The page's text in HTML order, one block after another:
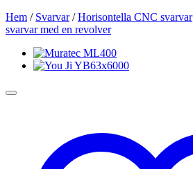
Hem / Svarvar / Horisontella CNC svarvar
svarvar med en revolver